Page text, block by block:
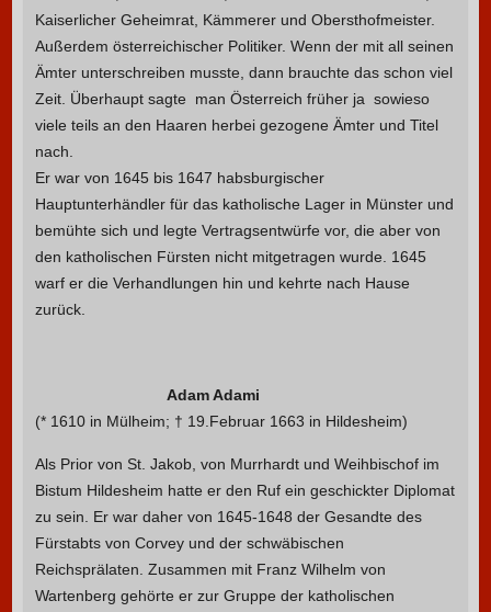
Kaiserlicher Geheimrat, Kämmerer und Obersthofmeister.
Außerdem österreichischer Politiker. Wenn der mit all seinen
Ämter unterschreiben musste, dann brauchte das schon viel
Zeit. Überhaupt sagte man Österreich früher ja sowieso
viele teils an den Haaren herbei gezogene Ämter und Titel
nach.
Er war von 1645 bis 1647 habsburgischer
Hauptunterhändler für das katholische Lager in Münster und
bemühte sich und legte Vertragsentwürfe vor, die aber von
den katholischen Fürsten nicht mitgetragen wurde. 1645
warf er die Verhandlungen hin und kehrte nach Hause
zurück.
Adam Adami
(* 1610 in Mülheim; † 19.Februar 1663 in Hildesheim)
Als Prior von St. Jakob, von Murrhardt und Weihbischof im
Bistum Hildesheim hatte er den Ruf ein geschickter Diplomat
zu sein. Er war daher von 1645-1648 der Gesandte des
Fürstabts von Corvey und der schwäbischen
Reichsprälaten. Zusammen mit Franz Wilhelm von
Wartenberg gehörte er zur Gruppe der katholischen